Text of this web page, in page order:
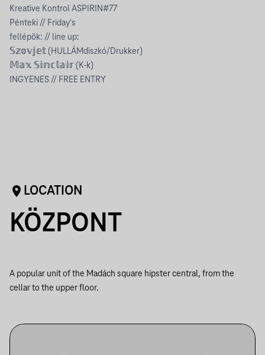
Kreative Kontrol ASPIRIN#77
Pénteki // Friday's
fellépök: // line up:
𝕊𝕫𝕠𝕧𝕛𝕖𝕥 (HULLÁMdiszkó/Drukker)
𝕄𝕒𝕩 𝕊𝕚𝕟𝕔𝕝𝕒𝕚𝕣 (K-k)
INGYENES // FREE ENTRY
LOCATION
KÖZPONT
A popular unit of the Madách square hipster central, from the
cellar to the upper floor.